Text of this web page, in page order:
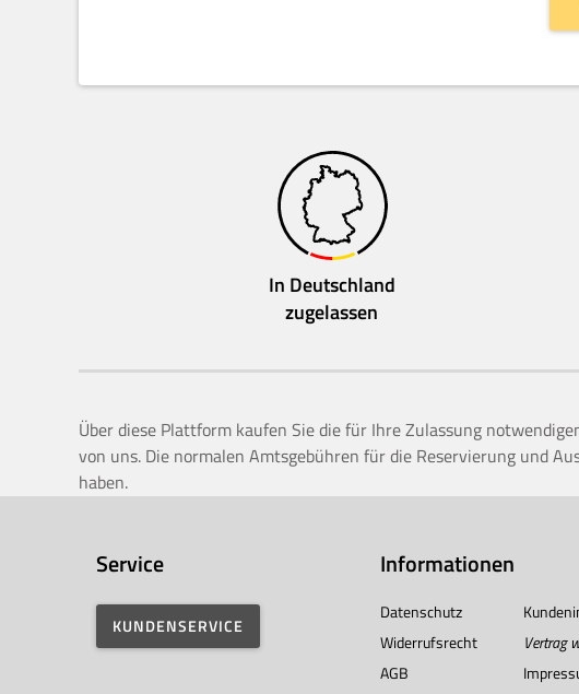
In Deutschland
zugelassen
Über diese Plattform kaufen Sie die für Ihre Zulassung
von uns. Die normalen Amtsgebühren für die Reservierung und
haben.
Service
KUNDENSERVICE
Informationen
Datenschutz
Widerrufsrecht
Vertrag
AGB